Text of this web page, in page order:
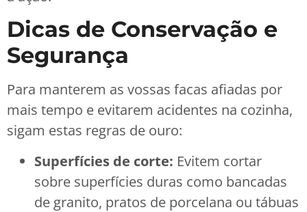
Dicas de Conservação e
Segurança
Para manterem as vossas facas afiadas por
mais tempo e evitarem acidentes na cozinha,
sigam estas regras de ouro:
Superfícies de corte: Evitem cortar
sobre superfícies duras como bancadas
de granito, pratos de porcelana ou tábuas